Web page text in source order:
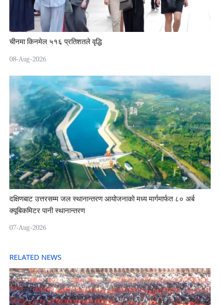
चीनमा किनमेल ५१६ प्रतिशतले वृद्धि
08-Aug-2026
दक्षिणबाट उत्तरसम्म जल स्थानान्तरण आयोजनाको मध्य मार्गमार्फत ८० अर्ब
क्यूबिकमिटर पानी स्थानान्तरण
07-Aug-2026
RELATED NEWS